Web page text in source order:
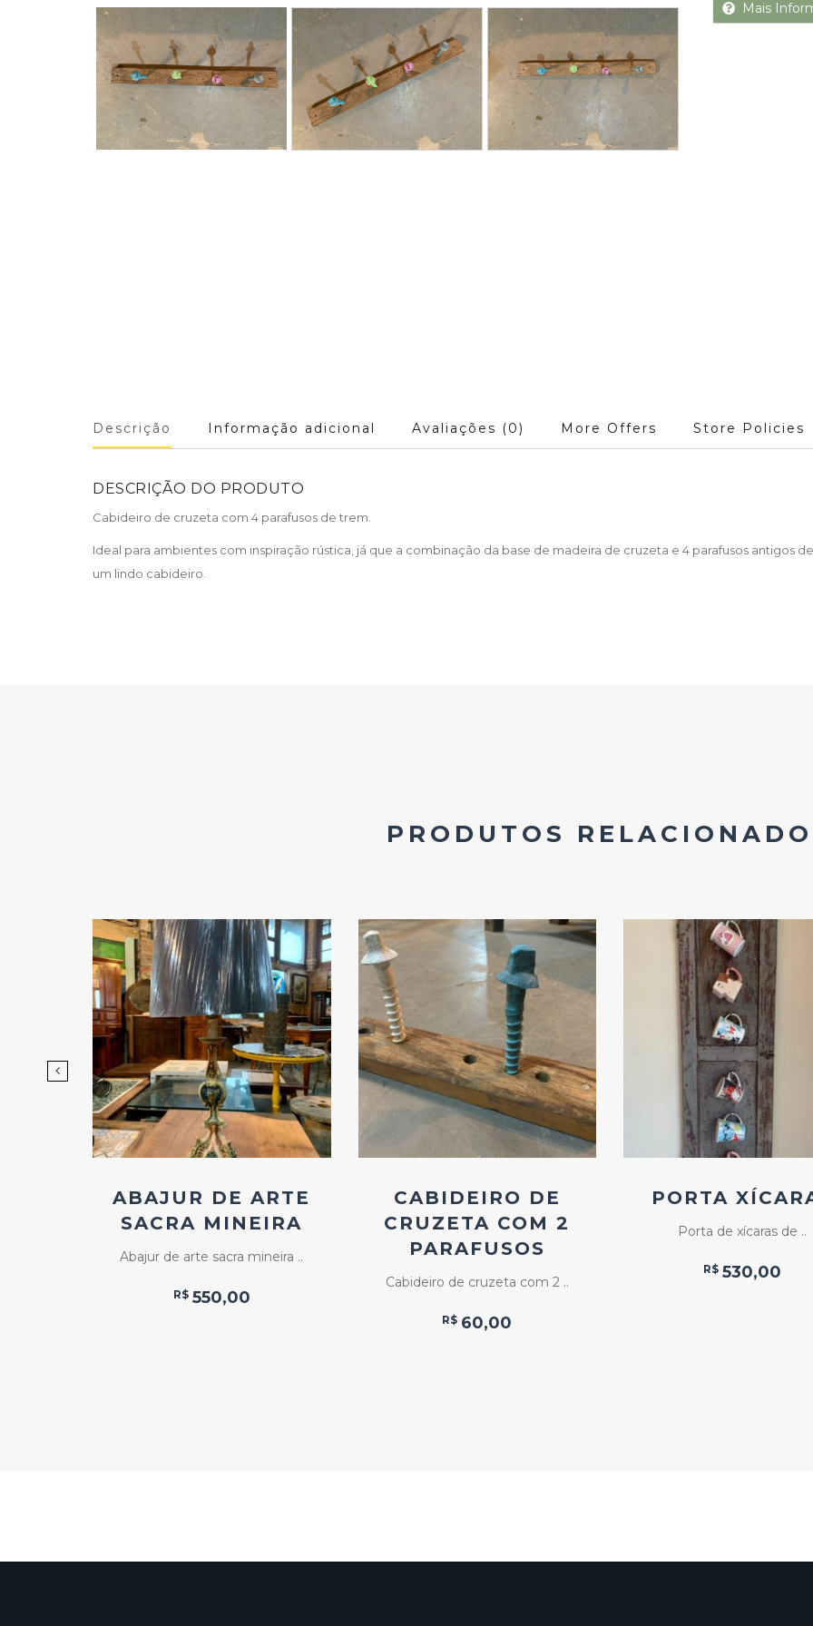
Mais
Descrição Informação adicional Avaliações (0) More Offers Store Policies
DESCRIÇÃO DO PRODUTO
Cabideiro de cruzeta com 4 parafusos de trem.
Ideal para ambientes com inspiração rústica, já que a combinação da base de madeira de cruzeta e 4 parafusos antigos
um lindo cabideiro.
PRODUTOS
Add
ao
Favoritos
ABAJUR DE ARTE
SACRA MINEIRA
Abajur de arte sacra mineira ..
R$ 550,00
Add
ao
Favoritos
CABIDEIRO DE
CRUZETA COM 2
PARAFUSOS
Cabideiro de cruzeta com 2 ..
R$ 60,00
ao
Favoritos
PORTA
Porta de xícaras de ..
R$ 530,00